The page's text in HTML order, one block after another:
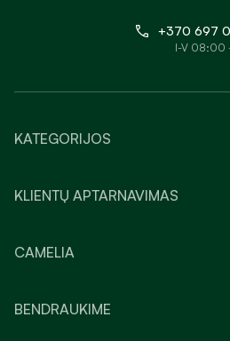
+370 697
I-V 08:00
KATEGORIJOS
KLIENTŲ APTARNAVIMAS
CAMELIA
BENDRAUKIME